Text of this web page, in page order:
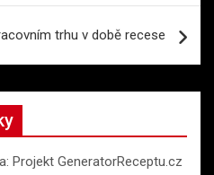
trhu v době recese
Projekt GeneratorReceptu.cz